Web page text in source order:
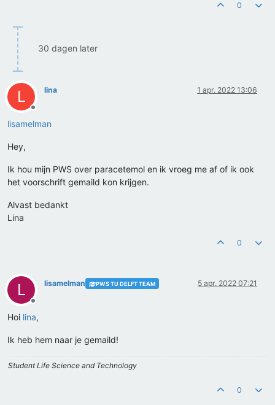
0
30 dagen later
L
Offline
lina 1 apr. 2022 13:06
lisamelman
Hey,
Ik hou mijn PWS over paracetemol en ik vroeg me af of ik ook
het voorschrift gemaild kon krijgen.
Alvast bedankt
Lina
0
L
Offline
lisamelman PWS TU DELFT TEAM 5 apr. 2022 07:21
Hoi lina,
Ik heb hem naar je gemaild!
Student Life Science and Technology
0